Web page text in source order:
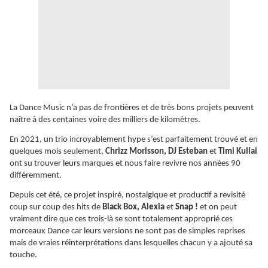
La Dance Music n’a pas de frontières et de très bons projets peuvent
naître à des centaines voire des milliers de kilomètres.
En 2021, un trio incroyablement hype s’est parfaitement trouvé et en
quelques mois seulement, Chrizz Morisson, DJ Esteban et Timi Kullai
ont su trouver leurs marques et nous faire revivre nos années 90
différemment.
Depuis cet été, ce projet inspiré, nostalgique et productif a revisité
coup sur coup des hits de Black Box, Alexia et Snap ! et on peut
vraiment dire que ces trois-là se sont totalement approprié ces
morceaux Dance car leurs versions ne sont pas de simples reprises
mais de vraies réinterprétations dans lesquelles chacun y a ajouté sa
touche.